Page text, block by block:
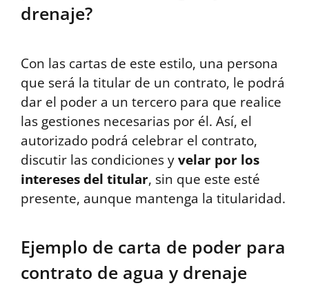
drenaje?
Con las cartas de este estilo, una persona
que será la titular de un contrato, le podrá
dar el poder a un tercero para que realice
las gestiones necesarias por él. Así, el
autorizado podrá celebrar el contrato,
discutir las condiciones yvelar por los
intereses del titular, sin que este esté
presente, aunque mantenga la titularidad.
Ejemplo de carta de poder para
contrato de agua y drenaje